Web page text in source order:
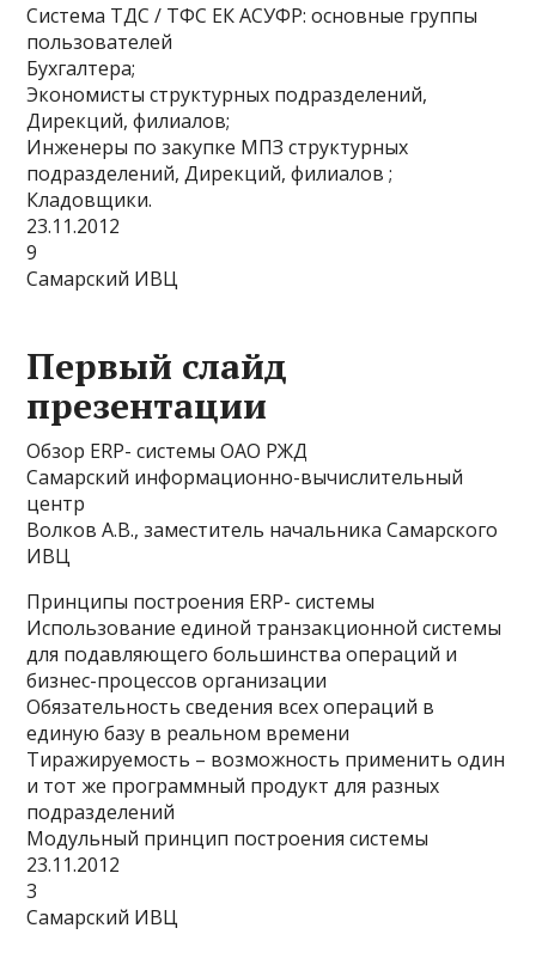
Система ТДС / ТФС ЕК АСУФР: основные группы
пользователей
Бухгалтера;
Экономисты структурных подразделений,
Дирекций, филиалов;
Инженеры по закупке МПЗ структурных
подразделений, Дирекций, филиалов ;
Кладовщики.
23.11.2012
9
Самарский ИВЦ
Первый слайд
презентации
Обзор ERP- системы ОАО РЖД
Самарский информационно-вычислительный
центр
Волков А.В., заместитель начальника Самарского
ИВЦ
Принципы построения ERP- системы
Использование единой транзакционной системы
для подавляющего большинства операций и
бизнес-процессов организации
Обязательность сведения всех операций в
единую базу в реальном времени
Тиражируемость – возможность применить один
и тот же программный продукт для разных
подразделений
Модульный принцип построения системы
23.11.2012
3
Самарский ИВЦ